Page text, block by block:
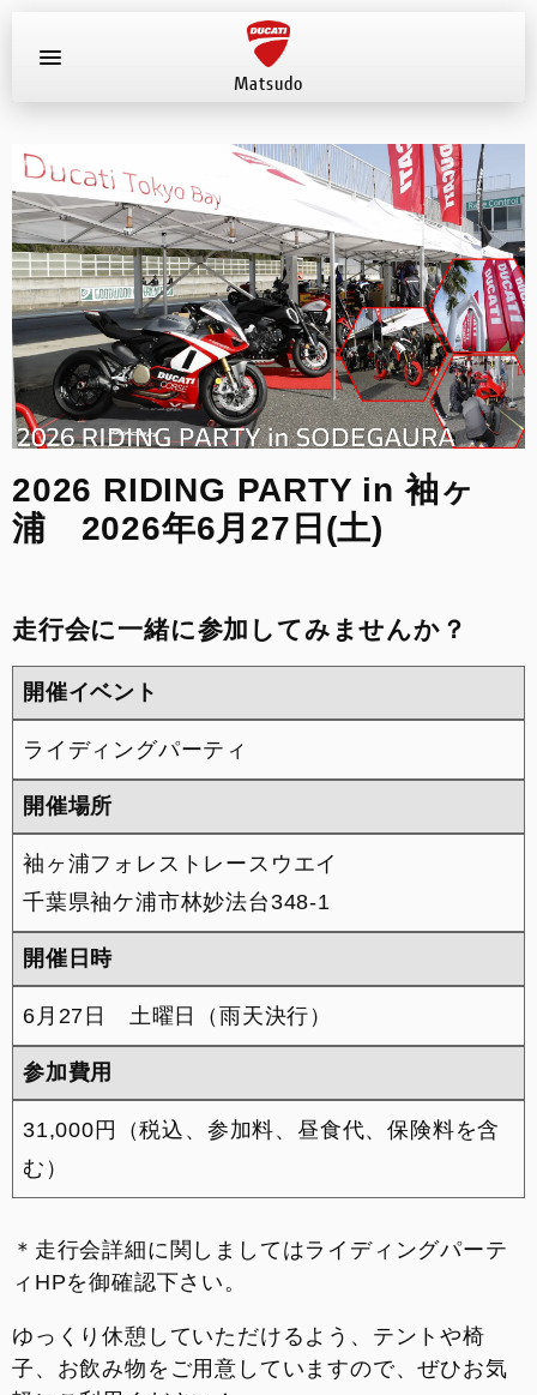
Matsudo
店舗へ電話する
047-330-0916
新車
中古車
試乗車
イベント
店舗案内
FACEBOOK
INSTAGRAM
整備予約
2026 RIDING PARTY in 袖ヶ
浦 2026年6月27日(土)
走行会に一緒に参加してみませんか？
開催イベント
ライディングパーティ
開催場所
袖ヶ浦フォレストレースウエイ
千葉県袖ケ浦市林妙法台348-1
開催日時
6月27日 土曜日（雨天決行）
参加費用
31,000円（税込、参加料、昼食代、保険料を含
む）
＊走行会詳細に関しましてはライディングパーテ
ィHPを御確認下さい。
ゆっくり休憩していただけるよう、テントや椅
子、お飲み物をご用意していますので、ぜひお気